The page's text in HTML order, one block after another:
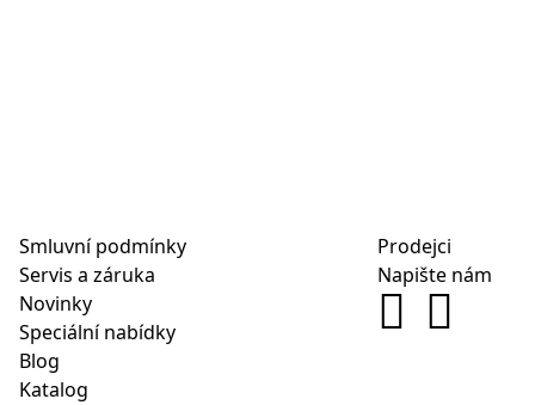
Smluvní podmínky
Servis a záruka
Novinky
Speciální nabídky
Blog
Katalog
Prodejci
Napište nám